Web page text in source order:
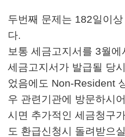
두번째 문제는 182일이
다.
보통 세금고지서를 3월
세금고지서가 발급될 당
었음에도 Non-Resident
우 관련기관에 방문하시
시면 추가적인 세금청구
도 환급신청시 돌려받으